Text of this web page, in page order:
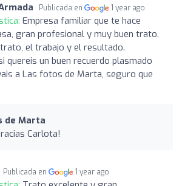
Publicada en 1 year ago
Empresa familiar que te hace
gran profesional y muy buen trato.
el trabajo y el resultado.
quereis un buen recuerdo plasmado
a Las fotos de Marta, seguro que
de Marta
Carlota!
Publicada en 1 year ago